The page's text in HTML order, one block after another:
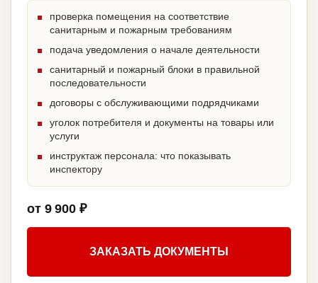
проверка помещения на соответствие
санитарным и пожарным требованиям
подача уведомления о начале деятельности
санитарный и пожарный блоки в правильной
последовательности
договоры с обслуживающими подрядчиками
уголок потребителя и документы на товары или
услуги
инструктаж персонала: что показывать
инспектору
от 9 900 ₽
ЗАКАЗАТЬ ДОКУМЕНТЫ